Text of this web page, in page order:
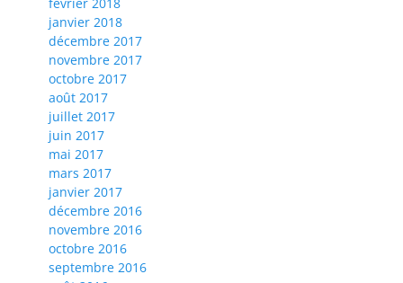
janvier 2018
décembre 2017
novembre 2017
octobre 2017
août 2017
juillet 2017
juin 2017
mai 2017
mars 2017
janvier 2017
décembre 2016
novembre 2016
octobre 2016
septembre 2016